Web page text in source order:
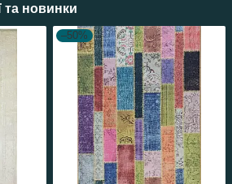
та новинки
–50%